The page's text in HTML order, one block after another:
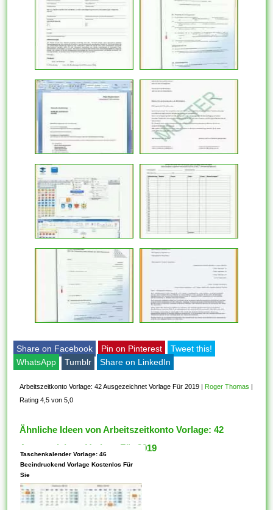
Share on Facebook Pin on Pinterest
Tweet this!
WhatsApp
Tumblr Share on LinkedIn
Arbeitszeitkonto Vorlage: 42 Ausgezeichnet Vorlage Für 2019 | Roger Thomas |
Rating 4,5 von 5,0
Ähnliche Ideen von Arbeitszeitkonto Vorlage: 42
Ausgezeichnet Vorlage Für 2019
Taschenkalender Vorlage: 46
Beeindruckend Vorlage Kostenlos Für
Sie